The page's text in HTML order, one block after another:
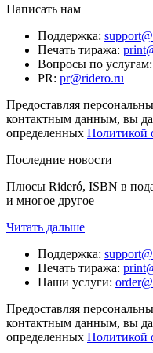
Написать нам
Поддержка:
Печать тиража:
Вопросы по услугам:
PR: pr@ridero.ru
Предоставляя
контактным данным, вы
определенных Политикой
Последние новости
Плюсы Rideró, ISBN в
и многое другое
Читать дальше
Поддержка:
Печать тиража:
Наши услуги:
Предоставляя
контактным данным, вы
определенных Политикой